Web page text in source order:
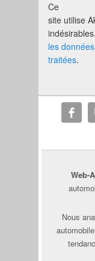
Ce
site utilise
indésirables.
les
traitées.
Web-
Nous